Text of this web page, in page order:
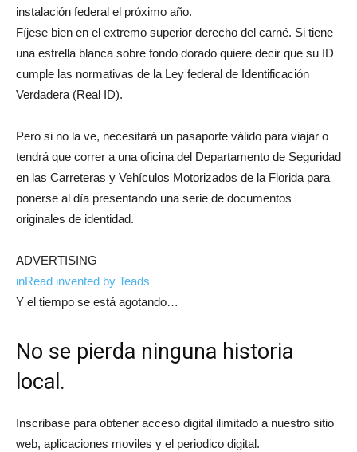
instalación federal el próximo año.
Fíjese bien en el extremo superior derecho del carné. Si tiene
una estrella blanca sobre fondo dorado quiere decir que su ID
cumple las normativas de la Ley federal de Identificación
Verdadera (Real ID).
Pero si no la ve, necesitará un pasaporte válido para viajar o
tendrá que correr a una oficina del Departamento de Seguridad
en las Carreteras y Vehículos Motorizados de la Florida para
ponerse al día presentando una serie de documentos
originales de identidad.
ADVERTISING
inRead invented by Teads
Y el tiempo se está agotando…
No se pierda ninguna historia
local.
Inscribase para obtener acceso digital ilimitado a nuestro sitio
web, aplicaciones moviles y el periodico digital.